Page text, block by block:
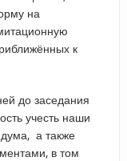
на
к
до заседания
учесть наши
а также
в том